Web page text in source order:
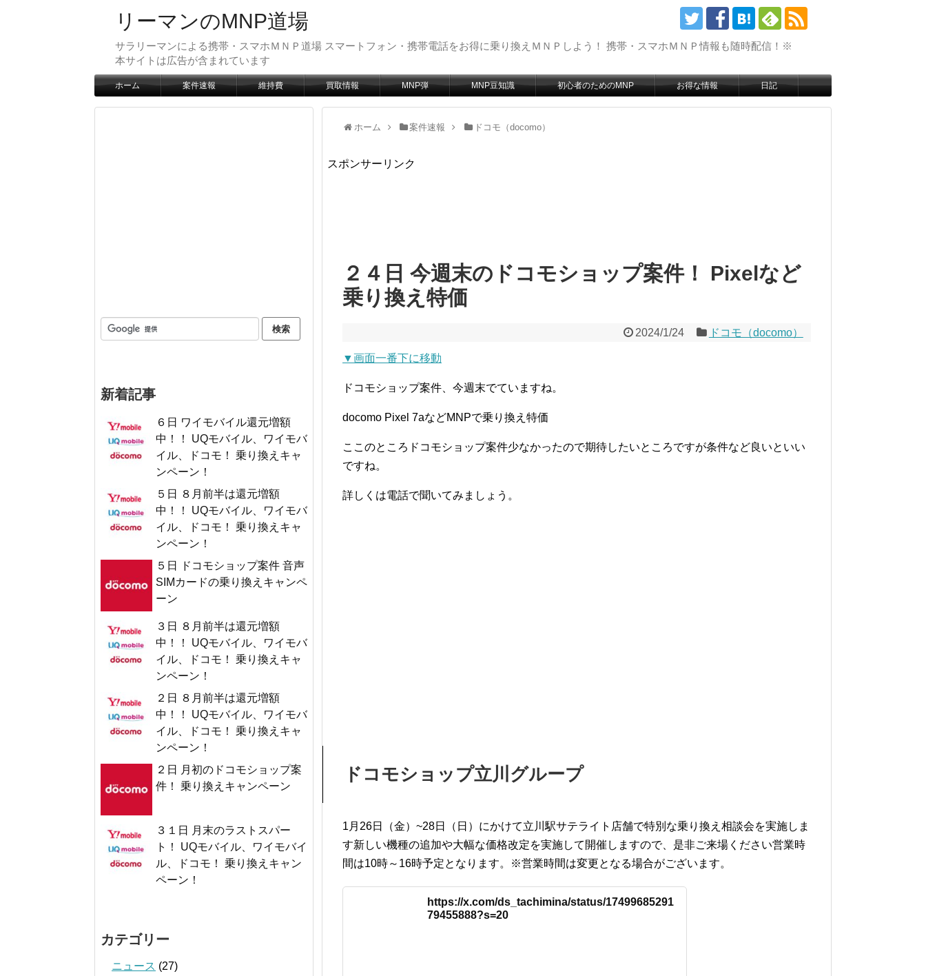
リーマンのMNP道場
サラリーマンによる携帯・スマホＭＮＰ道場 スマートフォン・携帯電話をお得に乗り換えＭＮＰしよう！ 携帯・スマホＭＮＰ情報も随時配信！※
本サイトは広告が含まれています
ホーム 案件速報 維持費 買取情報 MNP弾 MNP豆知識 初心者のためのMNP お得な情報 日記
ホーム 案件速報 ドコモ（docomo）
スポンサーリンク
２４日 今週末のドコモショップ案件！ Pixelなど
乗り換え特価
2024/1/24 ドコモ（docomo）
▼画面一番下に移動
ドコモショップ案件、今週末でていますね。
docomo Pixel 7aなどMNPで乗り換え特価
ここのところドコモショップ案件少なかったので期待したいところですが条件など良いといい
ですね。
詳しくは電話で聞いてみましょう。
ドコモショップ立川グループ
1月26日（金）~28日（日）にかけて立川駅サテライト店舗で特別な乗り換え相談会を実施しま
す新しい機種の追加や大幅な価格改定を実施して開催しますので、是非ご来場ください営業時
間は10時～16時予定となります。※営業時間は変更となる場合がございます。
https://x.com/ds_tachimina/status/17499685291
79455888?s=20
新着記事
６日 ワイモバイル還元増額
中！！ UQモバイル、ワイモバ
イル、ドコモ！ 乗り換えキャ
ンペーン！
５日 ８月前半は還元増額
中！！ UQモバイル、ワイモバ
イル、ドコモ！ 乗り換えキャ
ンペーン！
５日 ドコモショップ案件 音声
SIMカードの乗り換えキャンペ
ーン
３日 ８月前半は還元増額
中！！ UQモバイル、ワイモバ
イル、ドコモ！ 乗り換えキャ
ンペーン！
２日 ８月前半は還元増額
中！！ UQモバイル、ワイモバ
イル、ドコモ！ 乗り換えキャ
ンペーン！
２日 月初のドコモショップ案
件！ 乗り換えキャンペーン
３１日 月末のラストスパー
ト！ UQモバイル、ワイモバイ
ル、ドコモ！ 乗り換えキャン
ペーン！
カテゴリー
ニュース (27)